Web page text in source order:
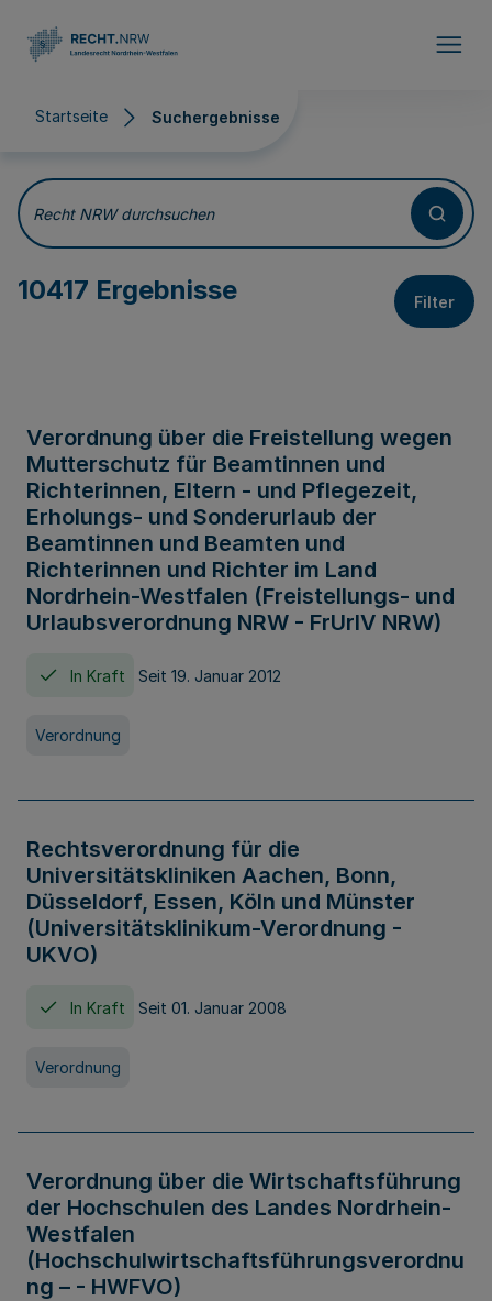
Startseite Suchergebnisse
Suchergebnisse
Recht NRW durchsuchen
10417 Ergebnisse Filter
Verordnung über die Freistellung wegen
Mutterschutz für Beamtinnen und
Richterinnen, Eltern - und Pflegezeit,
Erholungs- und Sonderurlaub der
Beamtinnen und Beamten und
Richterinnen und Richter im Land
Nordrhein-Westfalen (Freistellungs- und
Urlaubsverordnung NRW - FrUrlV NRW)
In Kraft Seit 19. Januar 2012
Verordnung
Rechtsverordnung für die
Universitätskliniken Aachen, Bonn,
Düsseldorf, Essen, Köln und Münster
(Universitätsklinikum-Verordnung -
UKVO)
In Kraft Seit 01. Januar 2008
Verordnung
Verordnung über die Wirtschaftsführung
der Hochschulen des Landes Nordrhein-
Westfalen
(Hochschulwirtschaftsführungsverordnu
ng – - HWFVO)